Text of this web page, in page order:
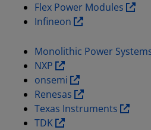
Flex Power Modules
Infineon
Monolithic Power
NXP
onsemi
Renesas
Texas Instruments
TDK